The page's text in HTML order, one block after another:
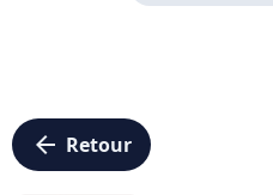
arrow_left Retour